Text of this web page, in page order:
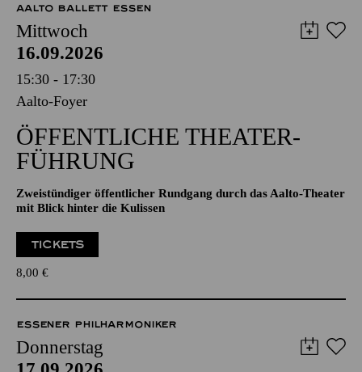
AALTO BALLETT ESSEN
Mittwoch
16.09.2026
15:30 - 17:30
Aalto-Foyer
ÖFFENTLICHE THEATER­
FÜHRUNG
Zweistündiger öffentlicher Rundgang durch das Aalto-Theater
mit Blick hinter die Kulissen
TICKETS
8,00 €
ESSENER PHILHARMONIKER
Donnerstag